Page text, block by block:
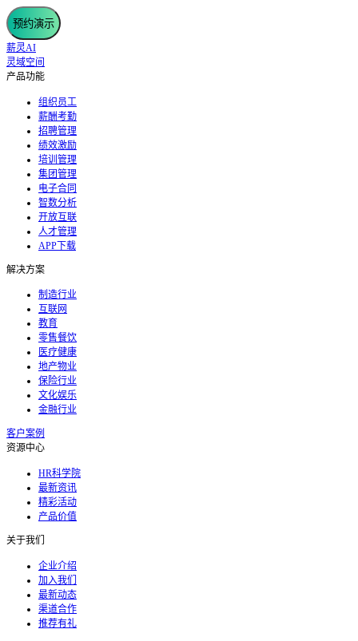
预约演示
薪灵AI
灵域空间
产品功能
组织员工
薪酬考勤
招聘管理
绩效激励
培训管理
集团管理
电子合同
智数分析
开放互联
人才管理
APP下载
解决方案
制造行业
互联网
教育
零售餐饮
医疗健康
地产物业
保险行业
文化娱乐
金融行业
客户案例
资源中心
HR科学院
最新资讯
精彩活动
产品价值
关于我们
企业介绍
加入我们
最新动态
渠道合作
推荐有礼